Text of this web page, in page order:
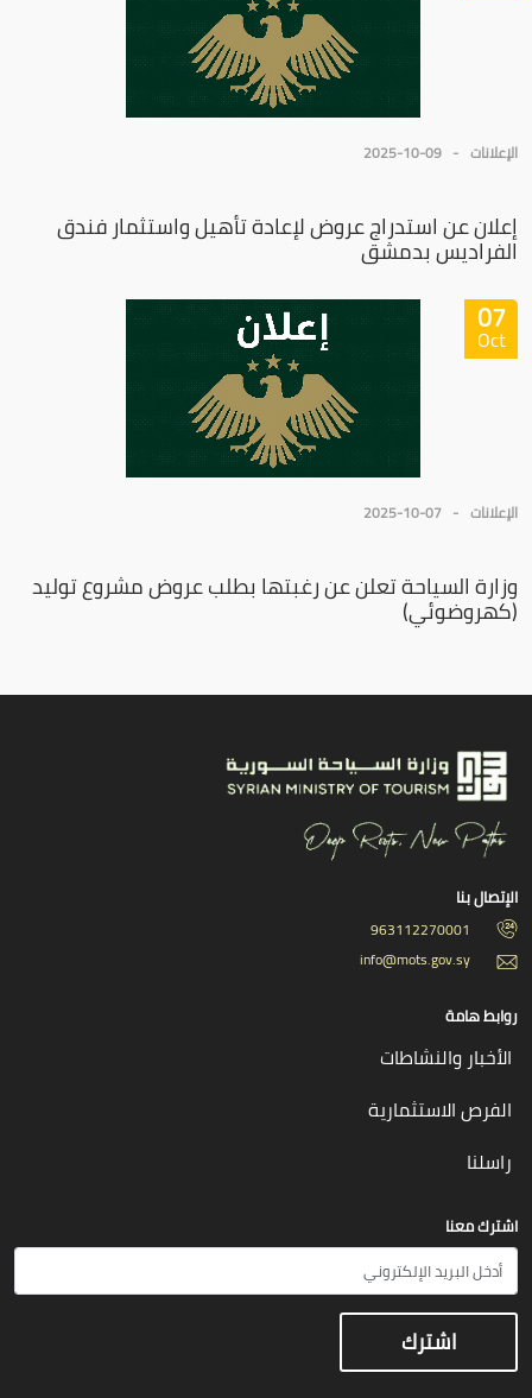
الإعلانات 2025-10-09
إعلان عن استدراج عروض لإعادة تأهيل واستثمار فندق
الفراديس بدمشق
07
Oct
الإعلانات 2025-10-07
وزارة السياحة تعلن عن رغبتها بطلب عروض مشروع توليد
(كهروضوئي)
الإتصال بنا
963112270001
info@mots.gov.sy
روابط هامة
الأخبار والنشاطات
الفرص الاستثمارية
راسلنا
اشترك معنا